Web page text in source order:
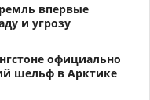
впервые
и угрозу
официально
шельф в Арктике